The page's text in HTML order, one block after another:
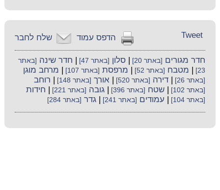
שלח לחבר הדפס עמוד Tweet
חדר מגורים [באתר 20] |סלון [באתר 47] חדר שינה [באתר
23]
מטבח [באתר 52] מרפסת [באתר 107] מרחב מוגן
[באתר 26] |דירה [באתר 520] |אורך [באתר 148] רוחב
[באתר 102] |שטח [באתר 396] |גובה [באתר 221] חידות
[באתר 104] עמודים [באתר 241] |גדר [באתר 284]